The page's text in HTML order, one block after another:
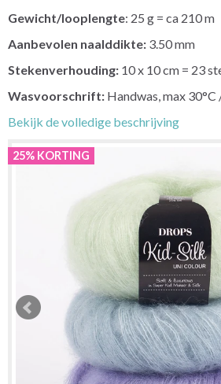
Gewicht/looplengte: 25 g = ca 210 m
Aanbevolen naalddikte: 3.50 mm
Stekenverhouding: 10 x 10 cm = 23
Wasvoorschrift: Handwas, max
Bekijk de volledige beschrijving
25% KORTING